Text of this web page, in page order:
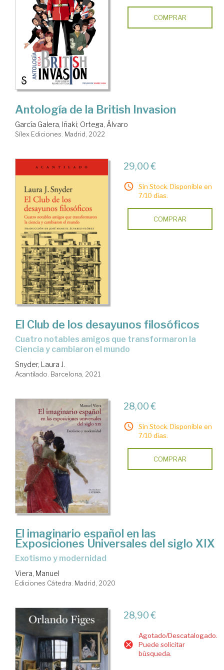
COMPRAR
Antología de la British Invasion
García Galera, Iñaki; Ortega, Álvaro
Sílex Ediciones. Madrid, 2022
29,00 €
Sin Stock. Disponible en
7/10 días.
COMPRAR
El Club de los desayunos filosóficos
cuatro notables amigos que transformaron la
Ciencia y cambiaron el mundo
Snyder, Laura J.
Acantilado. Barcelona, 2021
28,00 €
Sin Stock. Disponible en
7/10 días.
COMPRAR
El imaginario español en las
Exposiciones Universales del siglo XIX
Exotismo y modernidad
Viera, Manuel
Ediciones Cátedra. Madrid, 2020
28,90 €
Agotado/Descatalogado.
Puede solicitar
búsqueda.